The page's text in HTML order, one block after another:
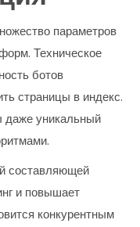
параметров
Техническое
ботов
страницы в индекс.
даже уникальный
составляющей
и повышает
конкурентным